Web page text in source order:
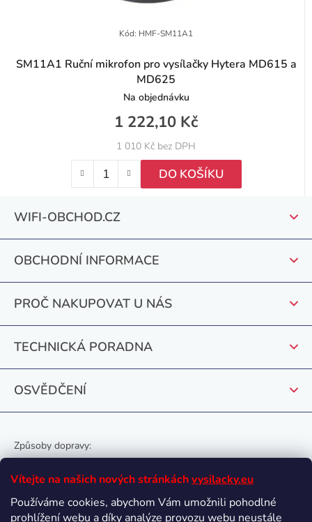
Vítejte na našich nových stránkáchvysilacky.eu
Používáme cookies, abychom Vám umožnili pohodlné
prohlížení webu a díky analýze provozu webu neustále
SM11A1 Ruční mikrofon pro vysílačky Hytera MD615 a
MD625
Na objednávku
1 010 Kč bez DPH
1 222,10 Kč
DO KOŠÍKU
Kód: HMF-SM11A1
WIFI-OBCHOD.CZ
OBCHODNÍ INFORMACE
PROČ NAKUPOVAT U NÁS
TECHNICKÁ PORADNA
OSVĚDČENÍ
Způsoby dopravy: